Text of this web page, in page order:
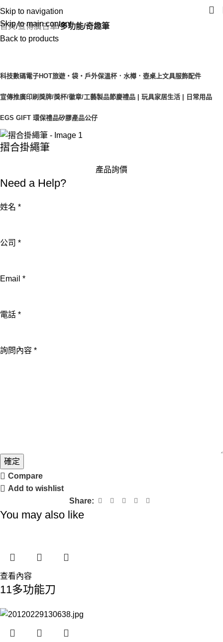
Skip to navigation
Skip to main content
首頁 宣傳廣告筆 多功能/奇趣筆
Back to products
科技數碼電子HOT旅遊‧袋‧戶外保溫杯．水樽．壺桌上文具服飾配件
宣傳推廣印刷 獎牌/獎杯/徽章/工藝製品節慶禮品 | 玩具家居生活 | 日常用品
EGS GIFT 環保禮品矽膠產品公仔
摺合掛繩筆
產品詢價
Need a Help?
姓
司
內
姓名 *
公司 *
Email *
電話 *
詢問內容 *
確定
Compare
Add to wishlist
Share:
You may also like
查看內容
11多功能刀